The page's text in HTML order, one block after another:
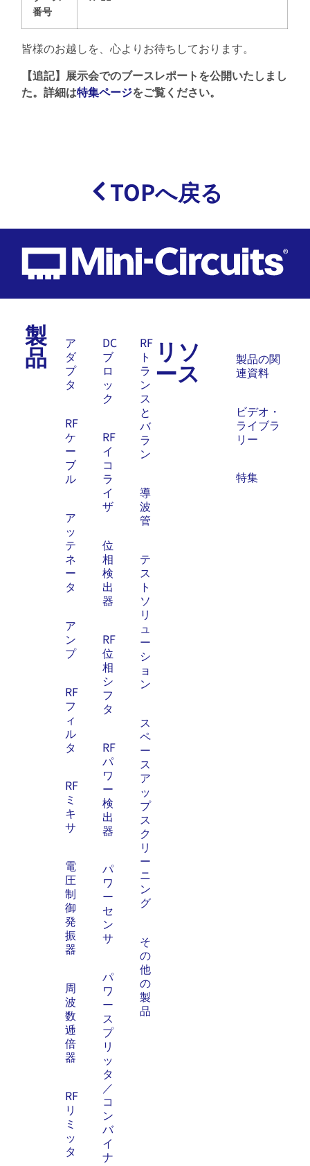
番号
皆様のお越しを、心よりお待ちしております。
【追記】展示会でのブースレポートを公開いたしまし
た。詳細は特集ページをご覧ください。
TOPへ戻る
製
品
ア
ダ
プ
タ
RF
ケ
ー
ブ
ル
ア
ッ
テ
ネ
ー
タ
ア
ン
プ
RF
フ
ィ
ル
タ
RF
ミ
キ
サ
電
圧
制
御
発
振
器
周
波
数
逓
倍
器
RF
リ
ミ
ッ
タ
DC
ブ
ロ
ッ
ク
RF
イ
コ
ラ
イ
ザ
位
相
検
出
器
RF
位
相
シ
フ
タ
RF
パ
ワ
ー
検
出
器
パ
ワ
ー
セ
ン
サ
パ
ワ
ー
ス
プ
リ
ッ
タ
／
コ
ン
バ
イ
ナ
RF
ト
ラ
ン
ス
と
バ
ラ
ン
導
波
管
テ
ス
ト
ソ
リ
ュ
ー
シ
ョ
ン
ス
ペ
ー
ス
ア
ッ
プ
ス
ク
リ
ー
ニ
ン
グ
そ
の
他
の
製
品
リソ
ース
製品の関
連資料
ビデオ・
ライブラ
リー
特集